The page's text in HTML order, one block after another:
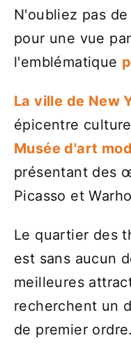
N'oubliez pas
pour une vue
l'emblématique
La ville de New
épicentre
Musée d'art
présentant des
Picasso et
Le quartier des
est sans aucun
meilleures
recherchent un
de premier ordre.